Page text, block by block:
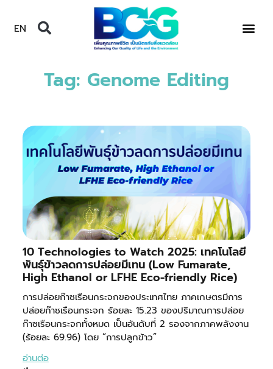
EN
Tag: Genome Editing
10 Technologies to Watch 2025: เทคโนโลยี
พันธุ์ข้าวลดการปล่อยมีเทน (Low Fumarate,
High Ethanol or LFHE Eco-friendly Rice)
การปล่อยก๊าซเรือนกระจกของประเทศไทย ภาคเกษตรมีการ
ปล่อยก๊าซเรือนกระจก ร้อยละ 15.23 ของปริมาณการปล่อย
ก๊าซเรือนกระจกทั้งหมด เป็นอันดับที่ 2 รองจากภาคพลังงาน
(ร้อยละ 69.96) โดย “การปลูกข้าว”
อ่านต่อ